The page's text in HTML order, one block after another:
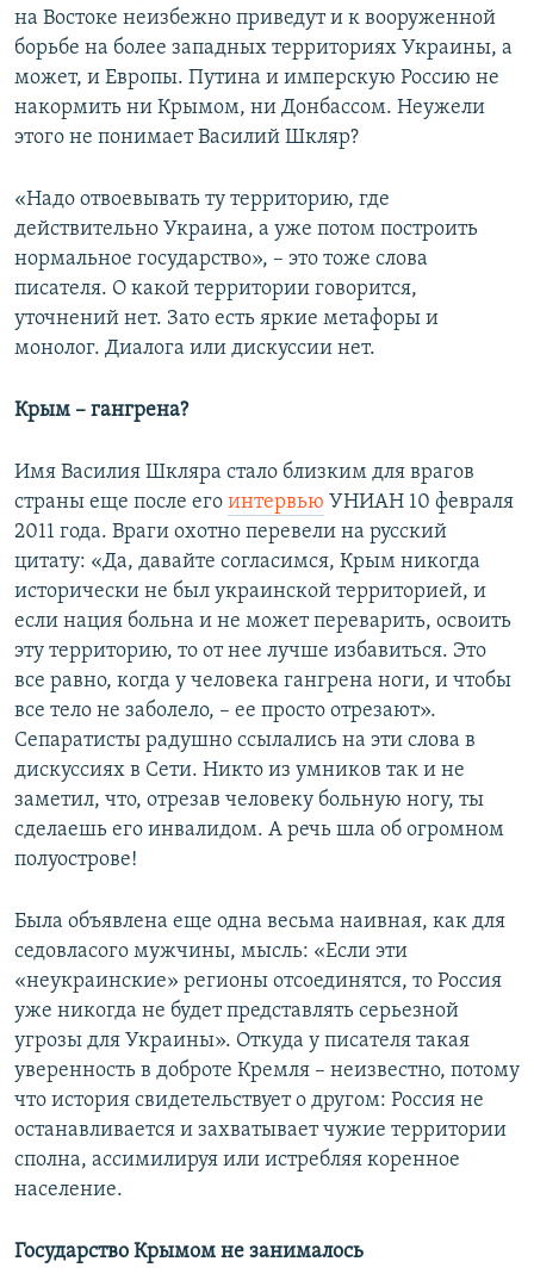
на Востоке неизбежно приведут и к вооруженной
борьбе на более западных территориях Украины, а
может, и Европы. Путина и имперскую Россию не
накормить ни Крымом, ни Донбассом. Неужели
этого не понимает Василий Шкляр?
«Надо отвоевывать ту территорию, где
действительно Украина, а уже потом построить
нормальное государство», – это тоже слова
писателя. О какой территории говорится,
уточнений нет. Зато есть яркие метафоры и
монолог. Диалога или дискуссии нет.
Крым – гангрена?
Имя Василия Шкляра стало близким для врагов
страны еще после его интервью УНИАН 10 февраля
2011 года. Враги охотно перевели на русский
цитату: «Да, давайте согласимся, Крым никогда
исторически не был украинской территорией, и
если нация больна и не может переварить, освоить
эту территорию, то от нее лучше избавиться. Это
все равно, когда у человека гангрена ноги, и чтобы
все тело не заболело, – ее просто отрезают».
Сепаратисты радушно ссылались на эти слова в
дискуссиях в Сети. Никто из умников так и не
заметил, что, отрезав человеку больную ногу, ты
сделаешь его инвалидом. А речь шла об огромном
полуострове!
Была объявлена еще одна весьма наивная, как для
седовласого мужчины, мысль: «Если эти
«неукраинские» регионы отсоединятся, то Россия
уже никогда не будет представлять серьезной
угрозы для Украины». Откуда у писателя такая
уверенность в доброте Кремля – неизвестно, потому
что история свидетельствует о другом: Россия не
останавливается и захватывает чужие территории
сполна, ассимилируя или истребляя коренное
население.
Государство Крымом не занималось